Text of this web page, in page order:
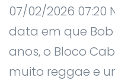
07/02/2026 07:20
data em que
anos, o Bloco
muito reggae e